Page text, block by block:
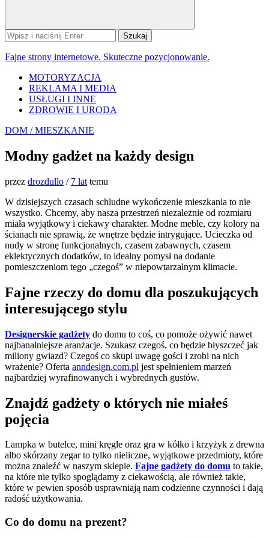
Szukaj:
Fajne strony internetowe. Skuteczne pozycjonowanie.
MOTORYZACJA
REKLAMA I MEDIA
USŁUGI I INNE
ZDROWIE I URODA
DOM / MIESZKANIE
Modny gadżet na każdy design
przez drozdullo / 7 lat temu
W dzisiejszych czasach schludne wykończenie mieszkania to nie
wszystko. Chcemy, aby nasza przestrzeń niezależnie od rozmiaru
miała wyjątkowy i ciekawy charakter. Modne meble, czy kolory na
ścianach nie sprawią, że wnętrze będzie intrygujące. Ucieczka od
nudy w stronę funkcjonalnych, czasem zabawnych, czasem
eklektycznych dodatków, to idealny pomysł na dodanie
pomieszczeniom tego „czegoś” w niepowtarzalnym klimacie.
Fajne rzeczy do domu dla poszukujących
interesującego stylu
Designerskie gadżety do domu to coś, co pomoże ożywić nawet
najbanalniejsze aranżacje. Szukasz czegoś, co będzie błyszczeć jak
miliony gwiazd? Czegoś co skupi uwagę gości i zrobi na nich
wrażenie? Oferta anndesign.com.pl jest spełnieniem marzeń
najbardziej wyrafinowanych i wybrednych gustów.
Znajdź gadżety o których nie miałeś
pojęcia
Lampka w butelce, mini kręgle oraz gra w kółko i krzyżyk z drewna
albo skórzany zegar to tylko nieliczne, wyjątkowe przedmioty, które
można znaleźć w naszym sklepie. Fajne gadżety do domu to takie,
na które nie tylko spoglądamy z ciekawością, ale również takie,
które w pewien sposób usprawniają nam codzienne czynności i dają
radość użytkowania.
Co do domu na prezent?